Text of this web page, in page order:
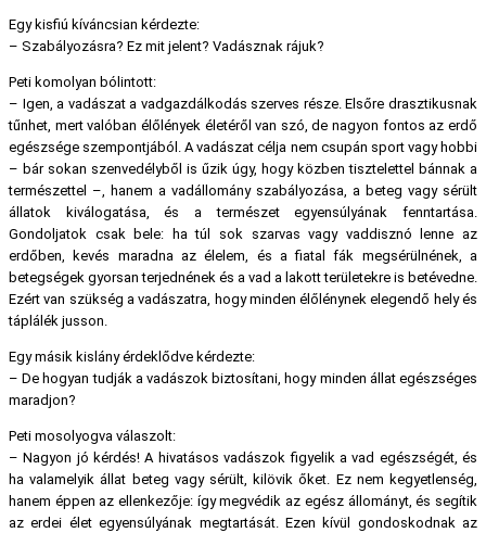
Egy kisfiú kíváncsian kérdezte:
– Szabályozásra? Ez mit jelent? Vadásznak rájuk?
Peti komolyan bólintott:
– Igen, a vadászat a vadgazdálkodás szerves része. Elsőre drasztikusnak
tűnhet, mert valóban élőlények életéről van szó, de nagyon fontos az erdő
egészsége szempontjából. A vadászat célja nem csupán sport vagy hobbi
– bár sokan szenvedélyből is űzik úgy, hogy közben tisztelettel bánnak a
természettel –, hanem a vadállomány szabályozása, a beteg vagy sérült
állatok kiválogatása, és a természet egyensúlyának fenntartása.
Gondoljatok csak bele: ha túl sok szarvas vagy vaddisznó lenne az
erdőben, kevés maradna az élelem, és a fiatal fák megsérülnének, a
betegségek gyorsan terjednének és a vad a lakott területekre is betévedne.
Ezért van szükség a vadászatra, hogy minden élőlénynek elegendő hely és
táplálék jusson.
Egy másik kislány érdeklődve kérdezte:
– De hogyan tudják a vadászok biztosítani, hogy minden állat egészséges
maradjon?
Peti mosolyogva válaszolt:
– Nagyon jó kérdés! A hivatásos vadászok figyelik a vad egészségét, és
ha valamelyik állat beteg vagy sérült, kilövik őket. Ez nem kegyetlenség,
hanem éppen az ellenkezője: így megvédik az egész állományt, és segítik
az erdei élet egyensúlyának megtartását. Ezen kívül gondoskodnak az